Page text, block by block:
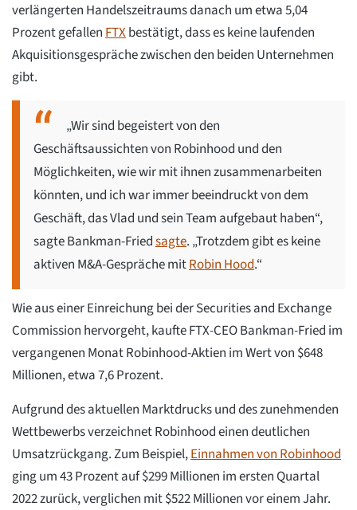
verlängerten Handelszeitraums danach um etwa 5,04
Prozent gefallenFTXbestätigt, dass es keine laufenden
Akquisitionsgespräche zwischen den beiden Unternehmen
gibt.
„Wir sind begeistert von den
Geschäftsaussichten von Robinhood und den
Möglichkeiten, wie wir mit ihnen zusammenarbeiten
könnten, und ich war immer beeindruckt von dem
Geschäft, das Vlad und sein Team aufgebaut haben“,
sagte Bankman-Friedsagte. „Trotzdem gibt es keine
aktiven M&A-Gespräche mitRobin Hood.“
Wie aus einer Einreichung bei der Securities and Exchange
Commission hervorgeht, kaufte FTX-CEO Bankman-Fried im
vergangenen Monat Robinhood-Aktien im Wert von $648
Millionen, etwa 7,6 Prozent.
Aufgrund des aktuellen Marktdrucks und des zunehmenden
Wettbewerbs verzeichnet Robinhood einen deutlichen
Umsatzrückgang. Zum Beispiel,Einnahmen von Robinhood
ging um 43 Prozent auf $299 Millionen im ersten Quartal
2022 zurück, verglichen mit $522 Millionen vor einem Jahr.